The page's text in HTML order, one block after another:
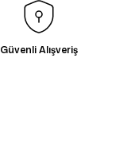
Güvenli Alışveriş